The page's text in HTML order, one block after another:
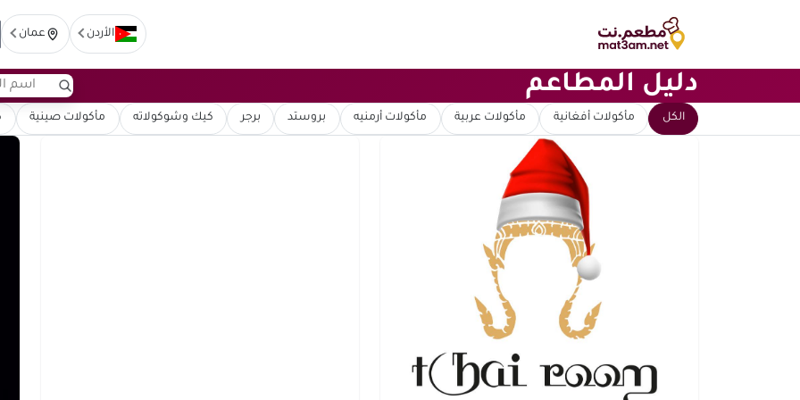
الأردن عمان
دليل المطاعم
ابحث عن مطعم
الكل مأكولات أفغانية مأكولات عربية مأكولات أرمنيه بروستد برجر كيك وشوكولاته مأكولات صينية
ترتيب حسب